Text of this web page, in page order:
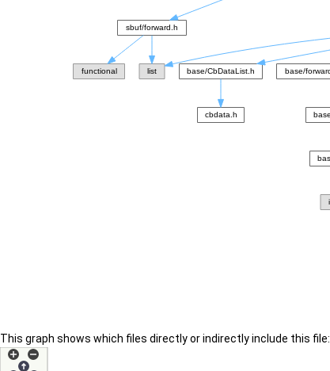
This graph shows which files directly or indirectly include this file: